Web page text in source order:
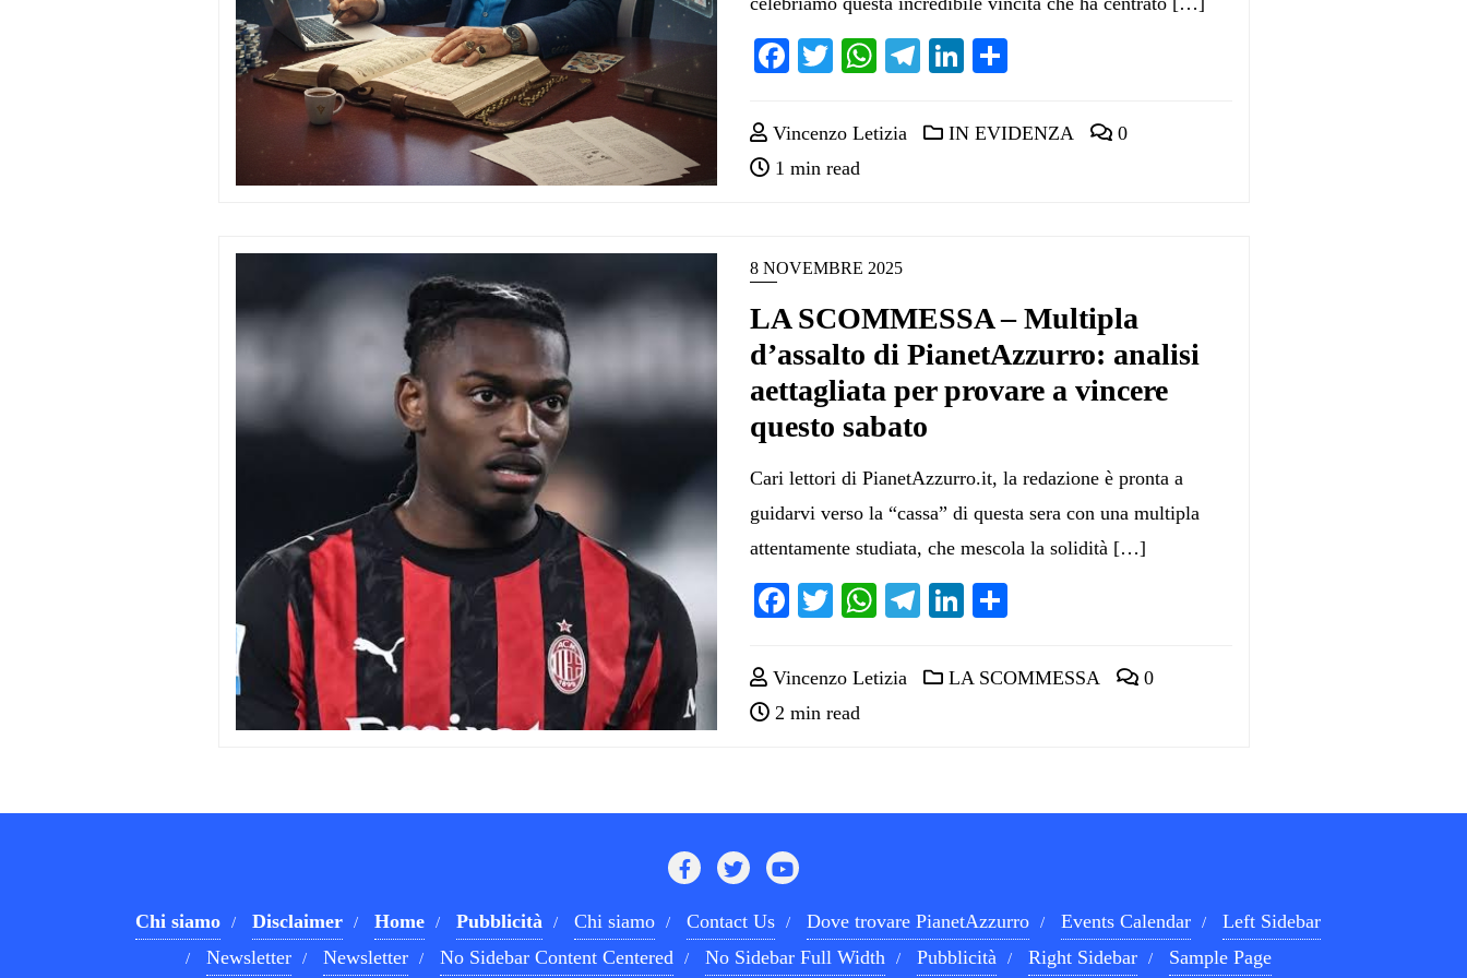
Facebook
TwitterWhatsApp
Telegram
LinkedIn
Vincenzo Letizia IN EVIDENZA
0
1 min read
8 NOVEMBRE 2025
LA SCOMMESSA – Multipla
d’assalto di PianetAzzurro: analisi
aettagliata per provare a vincere
questo sabato
Cari lettori di PianetAzzurro.it, la redazione è pronta a
guidarvi verso la “cassa” di questa sera con una multipla
attentamente studiata, che mescola la solidità […]
Facebook
TwitterWhatsApp
Telegram
LinkedIn
Vincenzo Letizia LA SCOMMESSA
0
2 min read
Chi siamo Disclaimer Home Pubblicità Chi siamo Contact Us Dove trovare PianetAzzurro Events Calendar
Left Sidebar
Newsletter
Newsletter No Sidebar Content Centered No Sidebar Full Width Pubblicità Right Sidebar Sample Page